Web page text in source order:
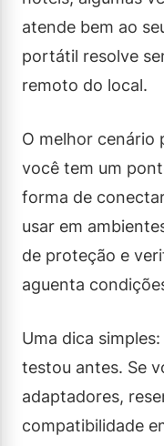
atende bem ao
portátil resolve
remoto do local.
O melhor cenário
você tem um
forma de
usar em
de proteção e
aguenta
Uma dica
testou antes. Se
adaptadores,
compatibilidade